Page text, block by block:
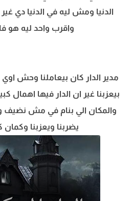
الدنيا ومش ليه في الدنيا دي
واقرب واحد ليه هو
مدير الدار كان بيعاملنا وحش
بيعزبنا غير ان الدار فيها اهمال
والمكان الي بنام في مش نضيف
يضربنا ويعزبنا وكمان